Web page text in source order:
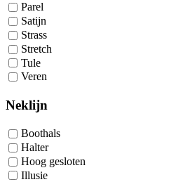
Parel
Satijn
Strass
Stretch
Tule
Veren
Neklijn
Boothals
Halter
Hoog gesloten
Illusie